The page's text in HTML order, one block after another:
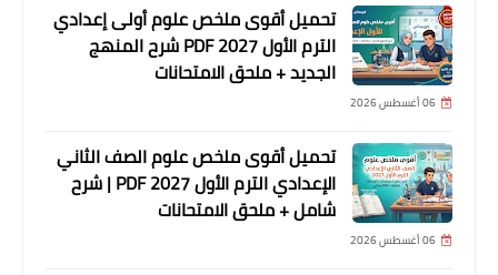
تحميل أقوى ملخص علوم أولى إعدادي
الترم الأول 2027 PDF شرح المنهج
الجديد + ملحق الامتحانات
06 أغسطس 2026
تحميل أقوى ملخص علوم الصف الثاني
الإعدادي الترم الأول 2027 PDF | شرح
شامل + ملحق الامتحانات
06 أغسطس 2026